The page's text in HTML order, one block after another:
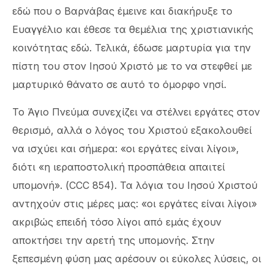
εδώ που ο Βαρνάβας έμεινε και διακήρυξε το
Ευαγγέλιο και έθεσε τα θεμέλια της χριστιανικής
κοινότητας εδώ. Τελικά, έδωσε μαρτυρία για την
πίστη του στον Ιησού Χριστό με το να στεφθεί με
μαρτυρικό θάνατο σε αυτό το όμορφο νησί.
Το Άγιο Πνεύμα συνεχίζει να στέλνει εργάτες στον
θερισμό, αλλά ο λόγος του Χριστού εξακολουθεί
να ισχύει και σήμερα: «οι εργάτες είναι λίγοι»,
διότι «η ιεραποστολική προσπάθεια απαιτεί
υπομονή». (CCC 854). Τα λόγια του Ιησού Χριστού
αντηχούν στις μέρες μας: «οι εργάτες είναι λίγοι»
ακριβώς επειδή τόσο λίγοι από εμάς έχουν
αποκτήσει την αρετή της υπομονής. Στην
ξεπεσμένη φύση μας αρέσουν οι εύκολες λύσεις, οι